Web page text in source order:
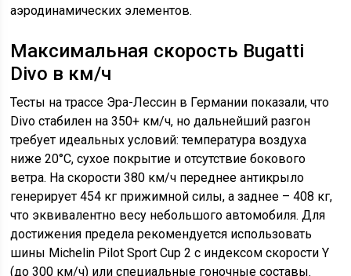
аэродинамических элементов.
Максимальная скорость Bugatti
Divo в км/ч
Тесты на трассе Эра-Лессин в Германии показали, что
Divo стабилен на 350+ км/ч, но дальнейший разгон
требует идеальных условий: температура воздуха
ниже 20°C, сухое покрытие и отсутствие бокового
ветра. На скорости 380 км/ч переднее антикрыло
генерирует 454 кг прижимной силы, а заднее – 408 кг,
что эквивалентно весу небольшого автомобиля. Для
достижения предела рекомендуется использовать
шины Michelin Pilot Sport Cup 2 с индексом скорости Y
(до 300 км/ч) или специальные гоночные составы.